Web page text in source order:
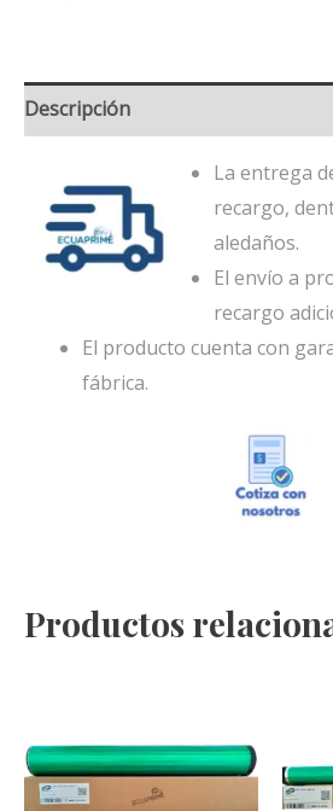
Descripción
La entrega
recargo,
aledaños.
El envío a
recargo
El producto cuenta con
fábrica.
Productos